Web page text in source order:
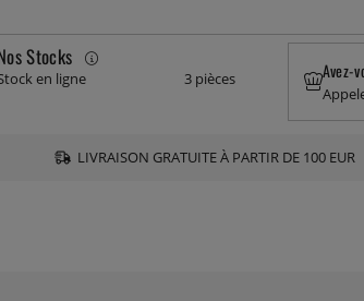
Stocks
en ligne 3 pièces Avez-
LIVRAISON GRATUITE À PARTIR DE 100 EUR